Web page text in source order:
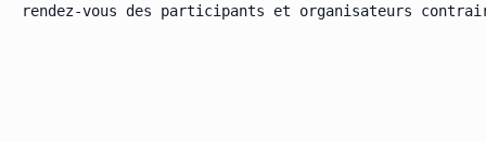
rendez-vous des participants et organisateurs